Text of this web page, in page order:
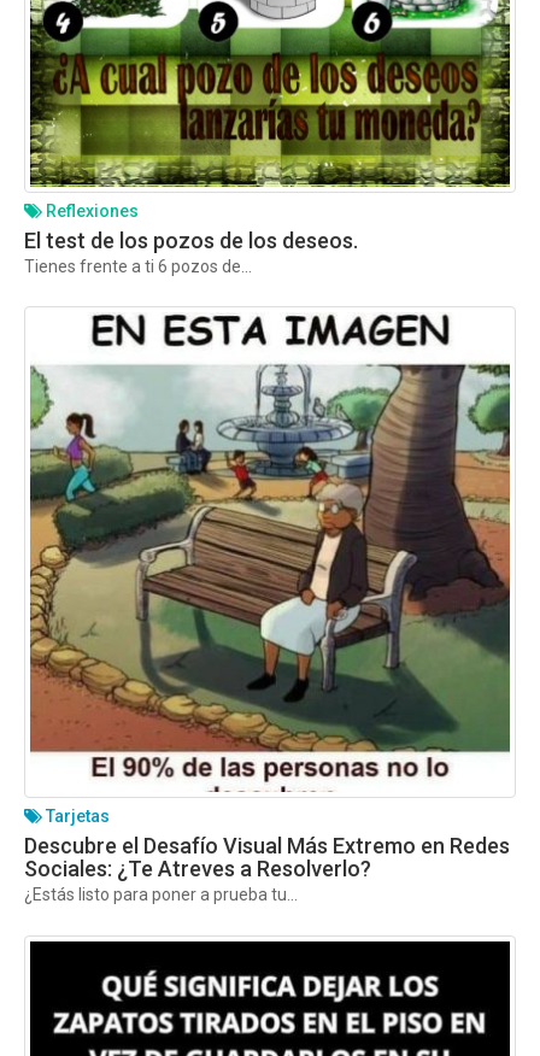
Reflexiones
El test de los pozos de los deseos.
Tienes frente a ti 6 pozos de...
Tarjetas
Descubre el Desafío Visual Más Extremo en Redes
Sociales: ¿Te Atreves a Resolverlo?
¿Estás listo para poner a prueba tu...